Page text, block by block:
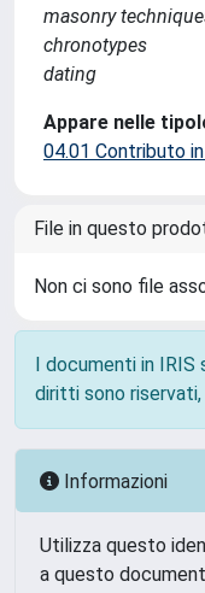
masonry
chronotypes
dating
Appare nelle
04.01 Contributo
File in questo
Non ci sono file
I documenti in
diritti sono riservati,
Informazioni
Utilizza questo
a questo